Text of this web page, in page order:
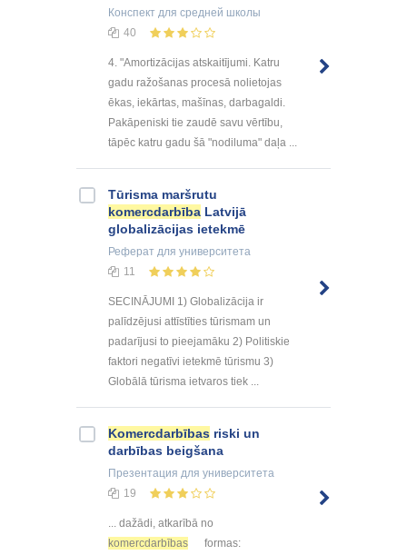
Конспект для средней школы
40
4. "Amortizācijas atskaitījumi. Katru
gadu ražošanas procesā nolietojas
ēkas, iekārtas, mašīnas, darbagaldi.
Pakāpeniski tie zaudē savu vērtību,
tāpēc katru gadu šā "nodiluma" daļa ...
Tūrisma maršrutu
komercdarbība Latvijā
globalizācijas ietekmē
Реферат для университета
11
SECINĀJUMI 1) Globalizācija ir
palīdzējusi attīstīties tūrismam un
padarījusi to pieejamāku 2) Politiskie
faktori negatīvi ietekmē tūrismu 3)
Globālā tūrisma ietvaros tiek ...
Komercdarbības riski un
darbības beigšana
Презентация для университета
19
... dažādi, atkarībā no
komercdarbības
formas: